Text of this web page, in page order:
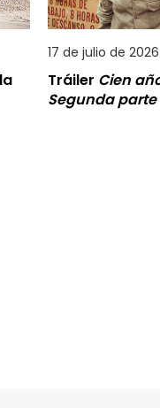
17 de julio de 2026
Tráiler Cien
Segunda parte